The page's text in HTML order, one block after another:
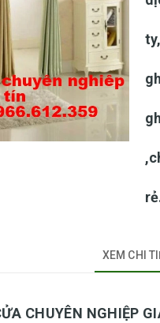
XEM CHI
NGHIỆP GIÁ